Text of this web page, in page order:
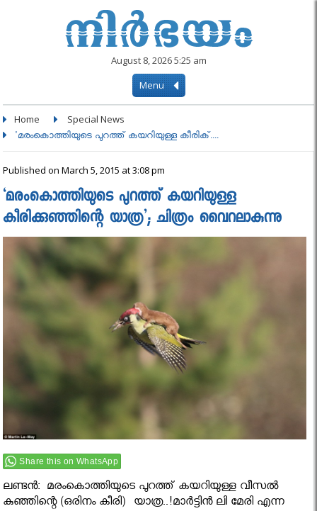
August 8, 2026 5:25 am
Menu
Home Special News
'മരംകൊത്തിയുടെ പുറത്ത് കയറിയുള്ള കീരിക്....
Published on March 5, 2015 at 3:08 pm
‘മരംകൊത്തിയുടെ പുറത്ത് കയറിയുള്ള
കീരിക്കുഞ്ഞിന്റെ യാത്ര’; ചിത്രം വൈറലാകുന്നു
Share this on WhatsApp
ലണ്ടൻ: മരംകൊത്തിയുടെ പുറത്ത് കയറിയുള്ള വീസൽ
കുഞ്ഞിന്റെ (ഒരിനം കീരി) യാത്ര..!മാര്‍ട്ടിന്‍ ലി മേരി എന്ന